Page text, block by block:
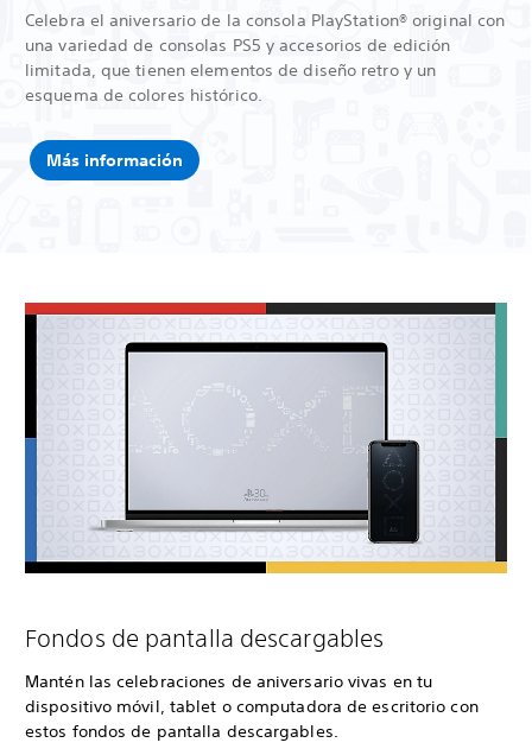
Celebra el aniversario de la consola PlayStation® original con
una variedad de consolas PS5 y accesorios de edición
limitada, que tienen elementos de diseño retro y un
esquema de colores histórico.
Más información
Fondos de pantalla descargables
Mantén las celebraciones de aniversario vivas en tu
dispositivo móvil, tablet o computadora de escritorio con
estos fondos de pantalla descargables.